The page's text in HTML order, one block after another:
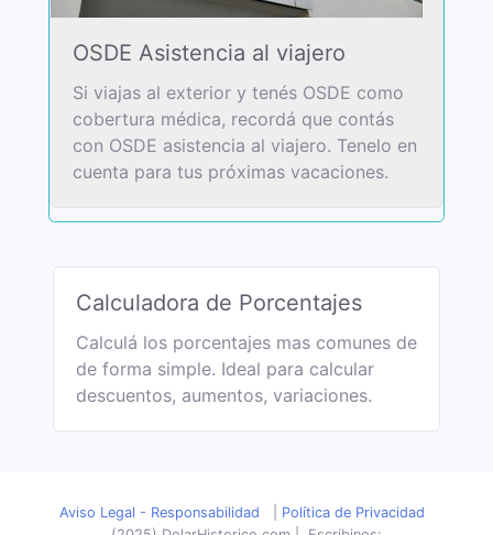
OSDE Asistencia al viajero
Si viajas al exterior y tenés OSDE como
cobertura médica, recordá que contás
con OSDE asistencia al viajero. Tenelo en
cuenta para tus próximas vacaciones.
Calculadora de Porcentajes
Calculá los porcentajes mas comunes de
de forma simple. Ideal para calcular
descuentos, aumentos, variaciones.
Aviso Legal - Responsabilidad
Política de Privacidad